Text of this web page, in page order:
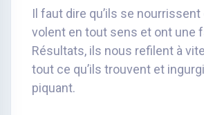
Il faut dire qu’ils se
volent en tout sens et ont une
Résultats, ils nous refilent à
tout ce qu’ils trouvent et
piquant.